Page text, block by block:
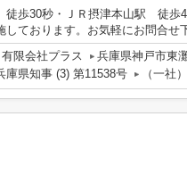
歩30秒・ＪＲ摂津本山駅 徒歩4
ております。お気軽にお問合せ
限会社プラス
兵庫県神戸市東
庫県知事 (3) 第11538号 （一社